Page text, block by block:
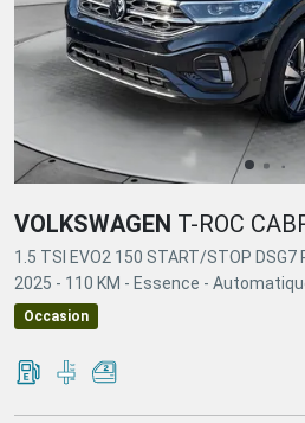
VOLKSWAGEN T-ROC
1.5 TSI EVO2 150 START/STOP DSG7
2025 - 110 KM - Essence -
Occasion